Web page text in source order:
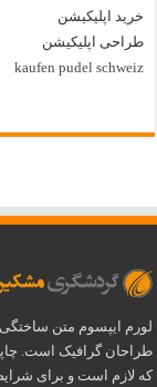
خرید اپلیکیشن
طراحی اپلیکیشن
kaufen pudel schweiz
لورم ایپسوم متن ساختگی
طراحان گرافیک است.
که لازم است و برای